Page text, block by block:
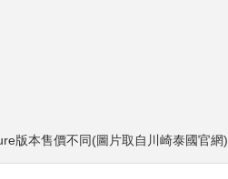
版本售價不同(圖片取自川崎泰國官網)